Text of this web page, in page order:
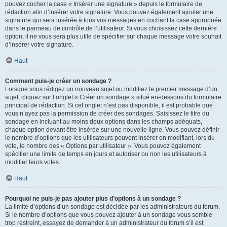
pouvez cocher la case « Insérer une signature » depuis le formulaire de
rédaction afin d’insérer votre signature. Vous pouvez également ajouter une
signature qui sera insérée à tous vos messages en cochant la case appropriée
dans le panneau de contrôle de l’utilisateur. Si vous choisissez cette dernière
option, il ne vous sera plus utile de spécifier sur chaque message votre souhait
d’insérer votre signature.
Haut
Comment puis-je créer un sondage ?
Lorsque vous rédigez un nouveau sujet ou modifiez le premier message d’un
sujet, cliquez sur l’onglet « Créer un sondage » situé en-dessous du formulaire
principal de rédaction. Si cet onglet n’est pas disponible, il est probable que
vous n’ayez pas la permission de créer des sondages. Saisissez le titre du
sondage en incluant au moins deux options dans les champs adéquats,
chaque option devant être insérée sur une nouvelle ligne. Vous pouvez définir
le nombre d’options que les utilisateurs peuvent insérer en modifiant, lors du
vote, le nombre des « Options par utilisateur ». Vous pouvez également
spécifier une limite de temps en jours et autoriser ou non les utilisateurs à
modifier leurs votes.
Haut
Pourquoi ne puis-je pas ajouter plus d’options à un sondage ?
La limite d’options d’un sondage est décidée par les administrateurs du forum.
Si le nombre d’options que vous pouvez ajouter à un sondage vous semble
trop restreint, essayez de demander à un administrateur du forum s’il est